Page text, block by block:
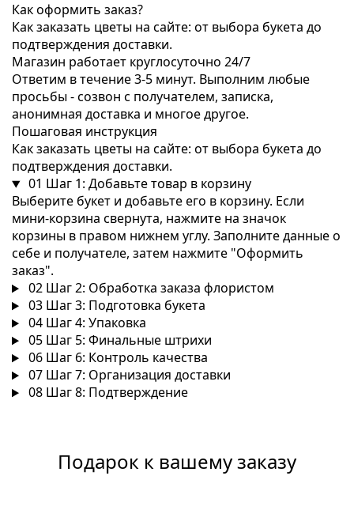
Как оформить заказ?
Как заказать цветы на сайте: от выбора букета до
подтверждения доставки.
Магазин работает круглосуточно 24/7
Ответим в течение 3-5 минут. Выполним любые
просьбы - созвон с получателем, записка,
анонимная доставка и многое другое.
Пошаговая инструкция
Как заказать цветы на сайте: от выбора букета до
подтверждения доставки.
01 Шаг 1: Добавьте товар в корзину
Выберите букет и добавьте его в корзину. Если
мини-корзина свернута, нажмите на значок
корзины в правом нижнем углу. Заполните данные о
себе и получателе, затем нажмите "Оформить
заказ".
02 Шаг 2: Обработка заказа флористом
03 Шаг 3: Подготовка букета
04 Шаг 4: Упаковка
05 Шаг 5: Финальные штрихи
06 Шаг 6: Контроль качества
07 Шаг 7: Организация доставки
08 Шаг 8: Подтверждение
Подарок к вашему заказу